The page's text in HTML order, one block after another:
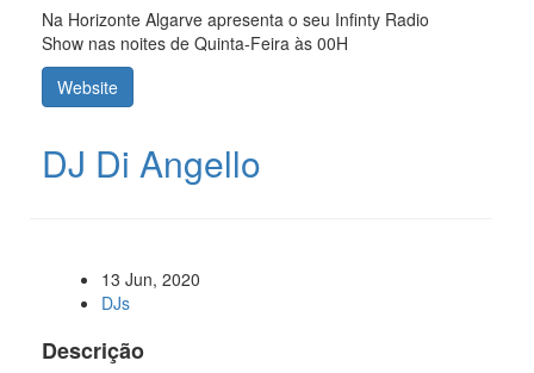
Na Horizonte Algarve apresenta o seu Infinty Radio
Show nas noites de Quinta-Feira às 00H
Website
DJ Di Angello
13 Jun, 2020
DJs
Descrição